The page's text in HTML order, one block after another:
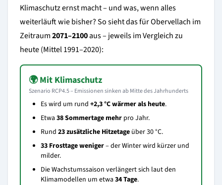
Klimaschutz ernst macht – und was, wenn alles
weiterläuft wie bisher? So sieht das für Obervellach im
Zeitraum2071–2100aus – jeweils im Vergleich zu
heute (Mittel 1991–2020):
🌍 Mit Klimaschutz
Szenario RCP4.5 – Emissionen sinken ab Mitte des Jahrhunderts
Es wird um rund +2,3 °C wärmer als heute.
Etwa 38 Sommertage mehr pro Jahr.
Rund 23 zusätzliche Hitzetage über 30 °C.
33 Frosttage weniger– der Winter wird kürzer und
milder.
Die Wachstumssaison verlängert sich laut den
Klimamodellen um etwa 34 Tage.